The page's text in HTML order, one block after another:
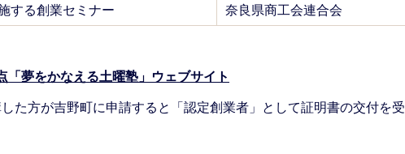
する創業セミナー
奈良県商工会連合会
「夢をかなえる土曜塾」ウェブサイト
た方が吉野町に申請すると「認定創業者」として証明書の交付を受